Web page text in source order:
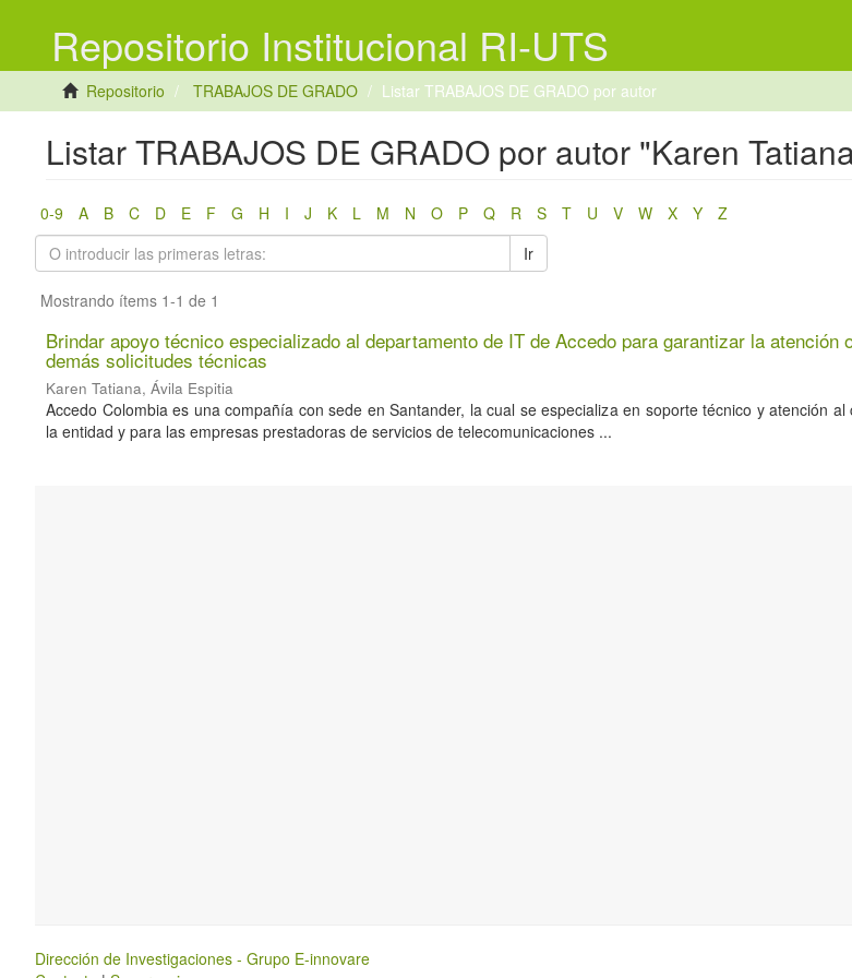
Repositorio Institucional RI-UTS
Repositorio TRABAJOS DE GRADO Listar TRABAJOS DE GRADO por autor
Listar TRABAJOS DE GRADO por autor "Karen
0-9 A B C D E F G H I J K L M N O P Q R S T U V W X Y
Z
Ir
Mostrando ítems 1-1 de 1
Brindar apoyo técnico especializado al departamento de IT de Accedo para garantizar la atención
demás solicitudes técnicas
Karen Tatiana, Ávila Espitia
Accedo Colombia es una compañía con sede en Santander, la cual se especializa en soporte técnico y atención
la entidad y para las empresas prestadoras de servicios de telecomunicaciones ...
Dirección de Investigaciones - Grupo E-innovare